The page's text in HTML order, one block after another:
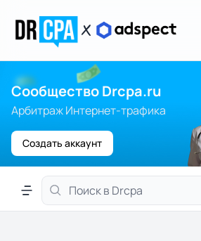
Сообщество Drcpa.ru
Арбитраж Интернет-трафика
Создать аккаунт
Меню навигации